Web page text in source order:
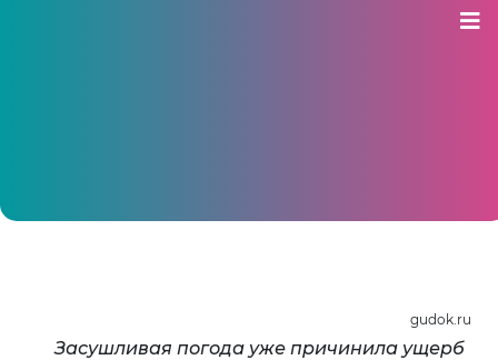
gudok.ru
Засушливая погода уже причинила ущерб